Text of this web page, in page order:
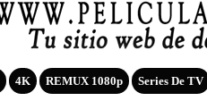
4K REMUX 1080p Series De TV